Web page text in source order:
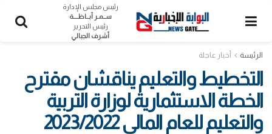
رئيس مجلس الإدارة
ســمـر أبــاظــــة
رئيس التحرير
أشرف الجبالي
الرئيسة أخبار عاجلة
التخطيط والتعليم يناقشان مقترح
الخطة الاستثمارية لوزارة التربية
والتعليم للعام المالي 2023/2022